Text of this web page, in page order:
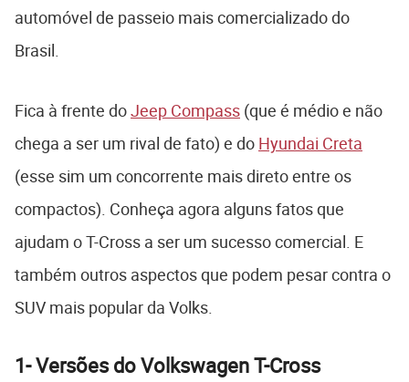
automóvel de passeio mais comercializado do
Brasil.
Fica à frente doJeep Compass (que é médio e não
chega a ser um rival de fato) e do Hyundai Creta
(esse sim um concorrente mais direto entre os
compactos). Conheça agora alguns fatos que
ajudam o T-Cross a ser um sucesso comercial. E
também outros aspectos que podem pesar contra o
SUV mais popular da Volks.
1- Versões do Volkswagen T-Cross